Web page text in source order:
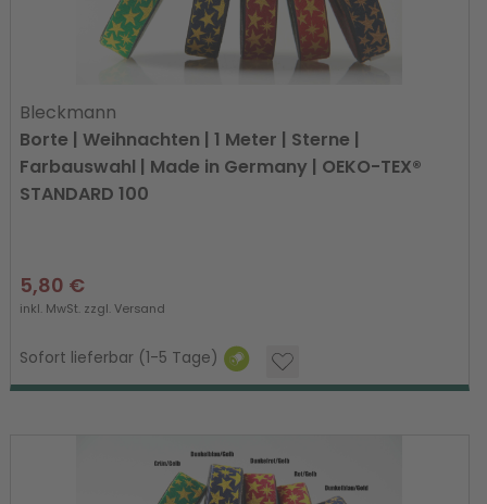
Bleckmann
Borte | Weihnachten | 1 Meter | Sterne |
Farbauswahl | Made in Germany | OEKO-TEX®
STANDARD 100
5,80 €
inkl. MwSt. zzgl.Versand
Sofort lieferbar (1-5 Tage)